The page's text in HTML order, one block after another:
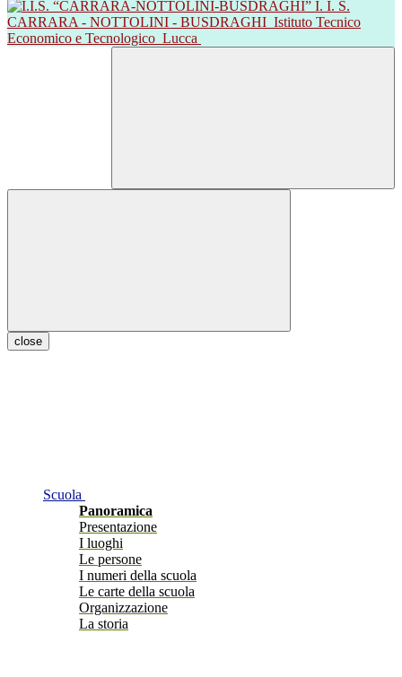
I. I. S.
CARRARA - NOTTOLINI - BUSDRAGHI Istituto Tecnico
Economico e Tecnologico Lucca
close
Scuola
Panoramica
Presentazione
I luoghi
Le persone
I numeri della scuola
Le carte della scuola
Organizzazione
La storia